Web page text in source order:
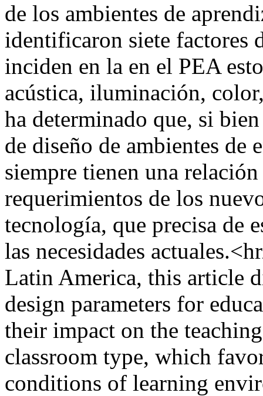
de los ambientes de
identificaron siete factores
inciden en la en el PEA
acústica, iluminación,
ha determinado que, si
de diseño de ambientes de
siempre tienen una
requerimientos de los
tecnología, que precisa de
las necesidades
Latin America, this article
design parameters for
their impact on the
classroom type, which
conditions of learning